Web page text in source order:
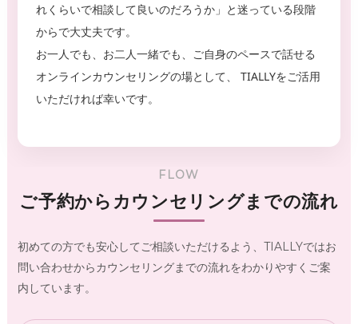
れくらいで相談して良いのだろうか」と迷っている段階
からで大丈夫です。
お一人でも、お二人一緒でも、ご自身のペースで話せる
オンラインカウンセリングの場として、 TIALLYをご活用
いただければ幸いです。
FLOW
ご予約からカウンセリングまでの流れ
初めての方でも安心してご相談いただけるよう、TIALLYではお
問い合わせからカウンセリングまでの流れをわかりやすくご案
内しています。